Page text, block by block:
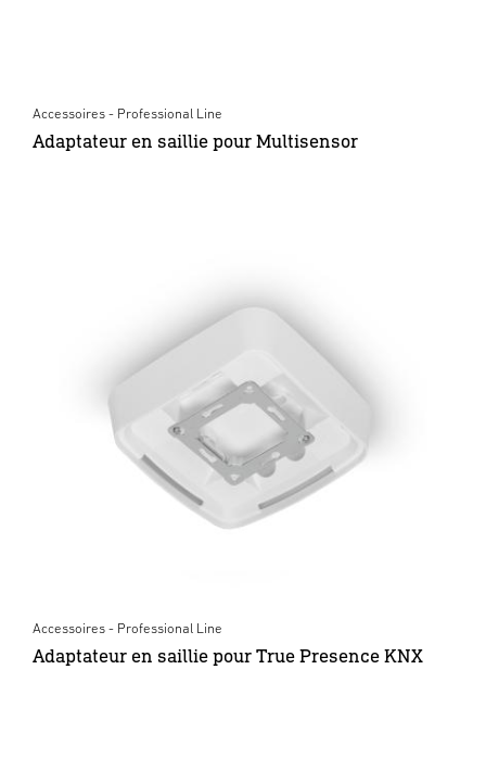
Accessoires - Professional Line
Adaptateur en saillie pour Multisensor
Accessoires - Professional Line
Adaptateur en saillie pour True Presence KNX